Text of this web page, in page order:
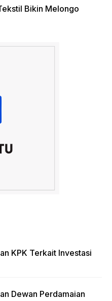
Bikin Melongo
KPK Terkait Investasi
Dewan Perdamaian